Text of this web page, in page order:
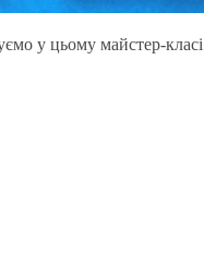
у цьому майстер-